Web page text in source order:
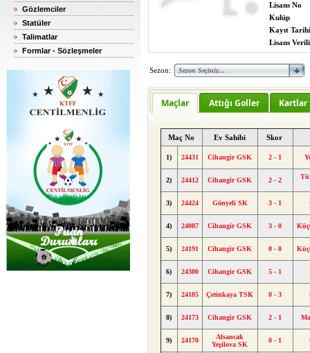
Gözlemciler
Statüler
Talimatlar
Formlar - Sözleşmeler
Lisans No
Kulüp
Kayıt Tarihi
Lisans
Sezon:
Maçlar Attığı Goller Kartlar
Maç No Ev Sahibi Skor
1) 24431 Cihangir GSK 2 - 1
2) 24412 Cihangir GSK 2 - 2
3) 24424 Gönyeli SK 3 - 1
4) 24087 Cihangir GSK 3 - 0
5) 24191 Cihangir GSK 0 - 0
6) 24300 Cihangir GSK 5 - 1
7) 24185 Çetinkaya TSK 0 - 3
8) 24173 Cihangir GSK 2 - 1
9) 24170
Alsancak
Yeşilova SK
0 - 1